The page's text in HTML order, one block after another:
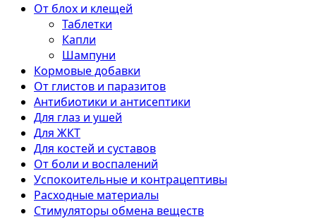
От блох и клещей
Таблетки
Капли
Шампуни
Кормовые добавки
От глистов и паразитов
Антибиотики и антисептики
Для глаз и ушей
Для ЖКТ
Для костей и суставов
От боли и воспалений
Успокоительные и контрацептивы
Расходные материалы
Стимуляторы обмена веществ